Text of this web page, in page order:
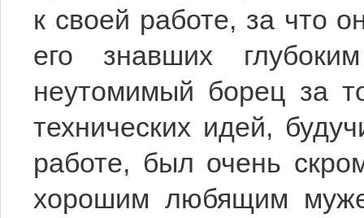
к своей работе, за что
его знавших
неутомимый борец за
технических идей,
работе, был очень
хорошим любящим